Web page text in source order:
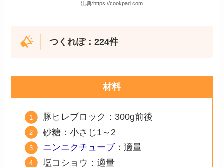
出典:https://cookpad.com
つくれぽ：224件
材料
豚ヒレブロック：300g前後
砂糖：小さじ1～2
ニンニクチューブ ：適量
塩コショウ：適量